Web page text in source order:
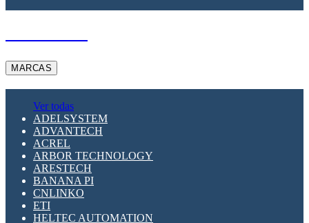
MARCAS
Ver todas
ADELSYSTEM
ADVANTECH
ACREL
ARBOR TECHNOLOGY
ARESTECH
BANANA PI
CNLINKO
ETI
HELTEC AUTOMATION